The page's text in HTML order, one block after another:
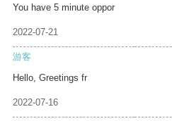
You have 5 minute oppor
2022-07-21
游客
Hello, Greetings fr
2022-07-16